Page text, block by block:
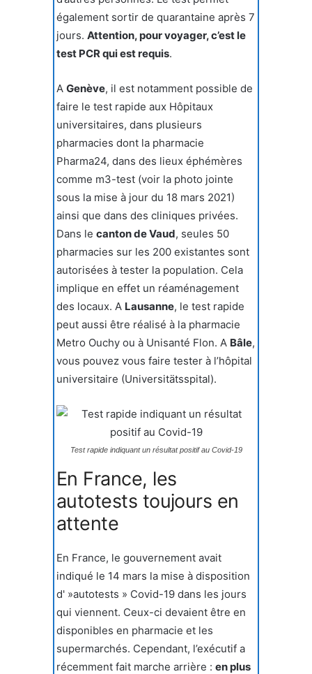
également sortir de quarantaine après 7
jours. Attention, pour voyager, c’est le
test PCR qui est requis.
A Genève, il est notamment possible de
faire le test rapide aux Hôpitaux
universitaires, dans plusieurs
pharmacies dont la pharmacie
Pharma24, dans des lieux éphémères
comme m3-test (voir la photo jointe
sous la mise à jour du 18 mars 2021)
ainsi que dans des cliniques privées.
Dans le canton de Vaud, seules 50
pharmacies sur les 200 existantes sont
autorisées à tester la population. Cela
implique en effet un réaménagement
des locaux. A Lausanne, le test rapide
peut aussi être réalisé à la pharmacie
Metro Ouchy ou à Unisanté Flon. A Bâle,
vous pouvez vous faire tester à l’hôpital
universitaire (Universitätsspital).
Test rapide indiquant un résultat positif au Covid-19
En France, les
autotests toujours en
attente
En France, le gouvernement avait
indiqué le 14 mars la mise à disposition
d' »autotests » Covid-19 dans les jours
qui viennent. Ceux-ci devaient être en
disponibles en pharmacie et les
supermarchés. Cependant, l’exécutif a
récemment fait marche arrière : en plus